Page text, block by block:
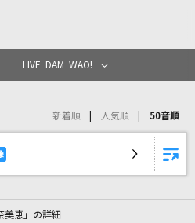
リクエスト
われている曲の一覧
LIVE DAM WAO!
新着順 人気順 50音順
美恵」の詳細